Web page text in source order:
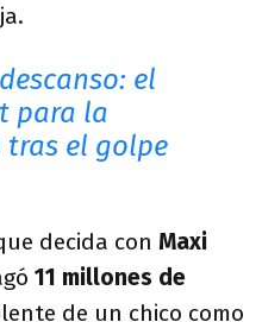
el
para la
tras el golpe
decida con Maxi
11 millones de
de un chico como